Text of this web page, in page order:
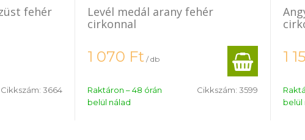
fehér
Cikkszám: 3664
Levél medál arany fehér
cirkonnal
1 070 Ft / db
Raktáron – 48 órán
belül nálad
Cikkszám: 3599
1
belül